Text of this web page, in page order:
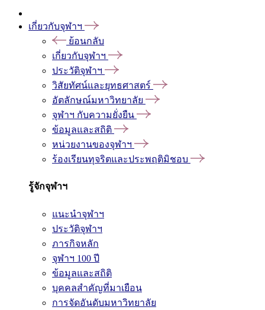
เกี่ยวกับจุฬาฯ
ย้อนกลับ
เกี่ยวกับจุฬาฯ
ประวัติจุฬาฯ
วิสัยทัศน์และยุทธศาสตร์
อัตลักษณ์มหาวิทยาลัย
จุฬาฯ กับความยั่งยืน
ข้อมูลและสถิติ
หน่วยงานของจุฬาฯ
ร้องเรียนทุจริตและประพฤติมิชอบ
รู้จักจุฬาฯ
แนะนำจุฬาฯ
ประวัติจุฬาฯ
ภารกิจหลัก
จุฬาฯ 100 ปี
ข้อมูลและสถิติ
บุคคลสำคัญที่มาเยือน
การจัดอันดับมหาวิทยาลัย